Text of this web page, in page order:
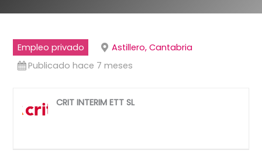
Empleo privado
Astillero, Cantabria
Publicado hace 7 meses
CRIT INTERIM ETT SL